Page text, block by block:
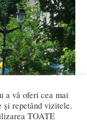
a vă oferi cea mai
și repetând vizitele.
TOATE